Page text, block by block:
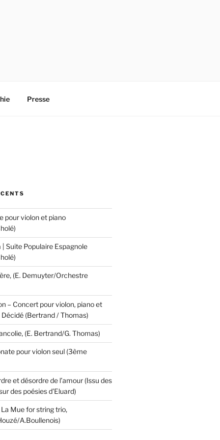
Presse
pour violon et piano
| Suite Populaire Espagnole
(E. Demuyter/Orchestre
– Concert pour violon, piano et
Décidé (Bertrand / Thomas)
(E. Bertrand/G. Thomas)
pour violon seul (3ème
et désordre de l’amour (Issu des
des poésies d’Eluard)
Mue for string trio,
A.Boullenois)